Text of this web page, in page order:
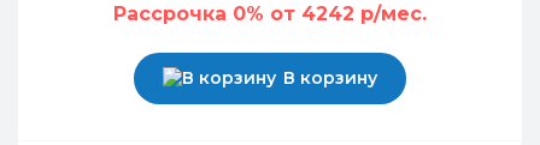
Рассрочка 0% от 4242 р/мес.
В корзину